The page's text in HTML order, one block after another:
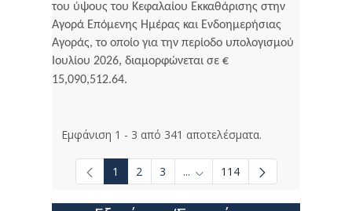
του ύψους του Κεφαλαίου Εκκαθάρισης στην
Αγορά Επόμενης Ημέρας και Ενδοημερήσιας
Αγοράς, το οποίο για την περίοδο υπολογισμού
Ιουλίου 2026, διαμορφώνεται σε €
15,090,512.64.
Εμφάνιση 1 - 3 από 341 αποτελέσματα.
1 2 3 ... Ενδιάμεσες σελίδες Use TAB
114